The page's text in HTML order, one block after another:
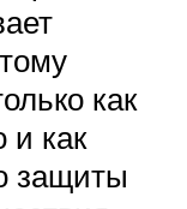
как
и как
защиты